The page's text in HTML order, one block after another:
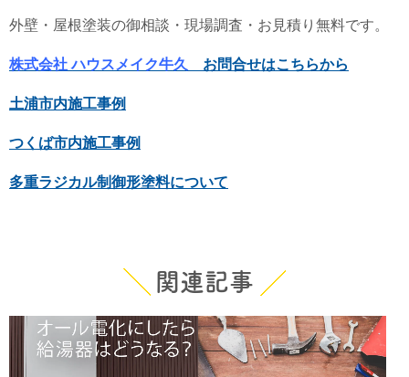
外壁・屋根塗装の御相談・現場調査・お見積り無料です。
株式会社 ハウスメイク牛久 お問合せはこちらから
土浦市内施工事例
つくば市内施工事例
多重ラジカル制御形塗料について
関連記事